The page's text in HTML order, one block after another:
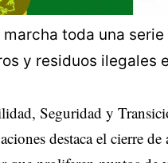
toda una
y residuos ilegales
Seguridad y
destaca el cierre de